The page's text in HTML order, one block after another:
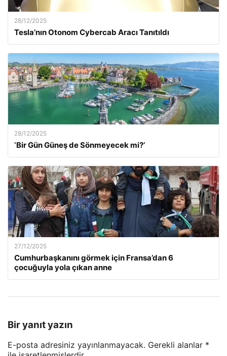
28/12/2025
Tesla’nın Otonom Cybercab Aracı Tanıtıldı
28/12/2025
‘Bir Gün Güneş de Sönmeyecek mi?’
27/12/2025
Cumhurbaşkanını görmek için Fransa’dan 6
çocuğuyla yola çıkan anne
Bir yanıt yazın
E-posta adresiniz yayınlanmayacak. Gerekli alanlar *